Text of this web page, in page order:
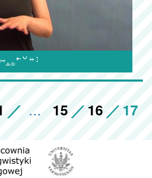
... 15 16 17